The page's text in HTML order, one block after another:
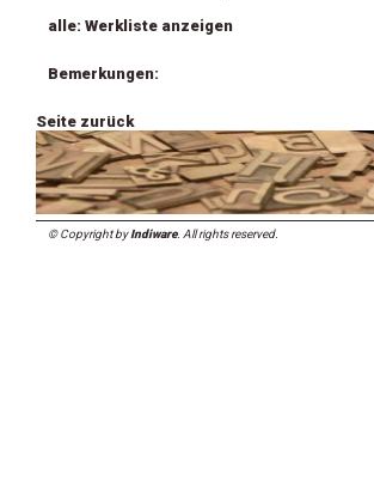
alle: Werkliste anzeigen
Bemerkungen:
Seite zurück
© Copyright byIndiware. All rights reserved.